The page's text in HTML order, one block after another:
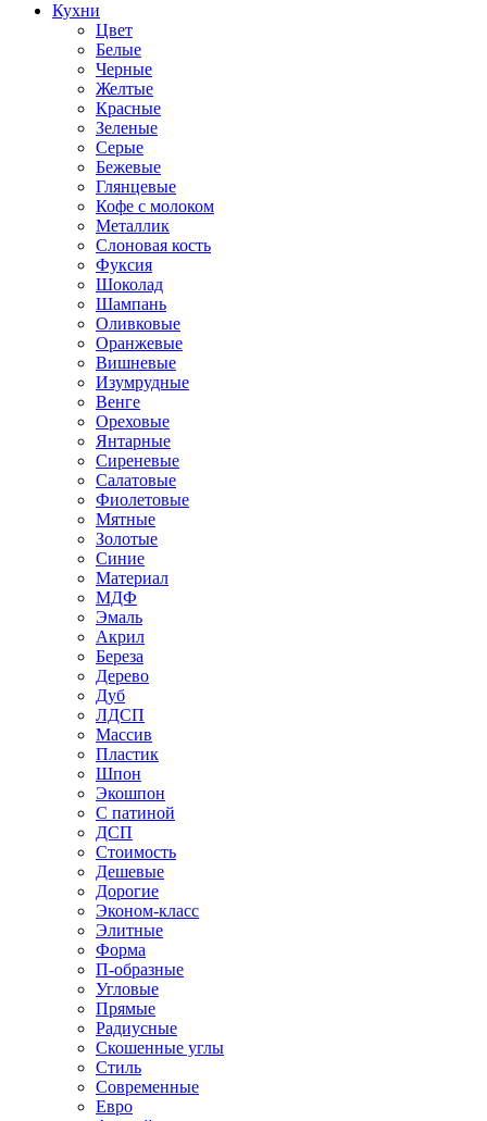
Кухни
Цвет
Белые
Черные
Желтые
Красные
Зеленые
Серые
Бежевые
Глянцевые
Кофе с молоком
Металлик
Слоновая кость
Фуксия
Шоколад
Шампань
Оливковые
Оранжевые
Вишневые
Изумрудные
Венге
Ореховые
Янтарные
Сиреневые
Салатовые
Фиолетовые
Мятные
Золотые
Синие
Материал
МДФ
Эмаль
Акрил
Береза
Дерево
Дуб
ЛДСП
Массив
Пластик
Шпон
Экошпон
С патиной
ДСП
Стоимость
Дешевые
Дорогие
Эконом-класс
Элитные
Форма
П-образные
Угловые
Прямые
Радиусные
Скошенные углы
Стиль
Современные
Евро